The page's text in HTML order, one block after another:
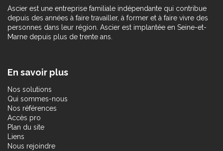
Ascier est une entreprise familiale indépendante qui contribue
depuis des années à faire travailler, à former et à faire vivre des
personnes dans leur région. Ascier est implantée en Seine-et-
Marne depuis plus de trente ans.
En savoir plus
Nos solutions
Qui sommes-nous
Nos références
Accès pro
Plan du site
Liens
Nous rejoindre